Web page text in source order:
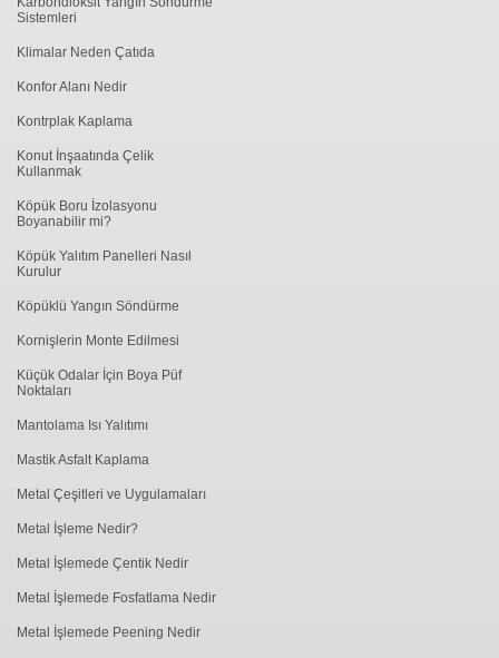
Sistemleri
Klimalar Neden Çatıda
Konfor Alanı Nedir
Kontrplak Kaplama
Konut İnşaatında Çelik
Kullanmak
Köpük Boru İzolasyonu
Boyanabilir mi?
Köpük Yalıtım Panelleri Nasıl
Kurulur
Köpüklü Yangın Söndürme
Kornişlerin Monte Edilmesi
Küçük Odalar İçin Boya Püf
Noktaları
Mantolama Isı Yalıtımı
Mastik Asfalt Kaplama
Metal Çeşitleri ve Uygulamaları
Metal İşleme Nedir?
Metal İşlemede Çentik Nedir
Metal İşlemede Fosfatlama Nedir
Metal İşlemede ​Peening Nedir